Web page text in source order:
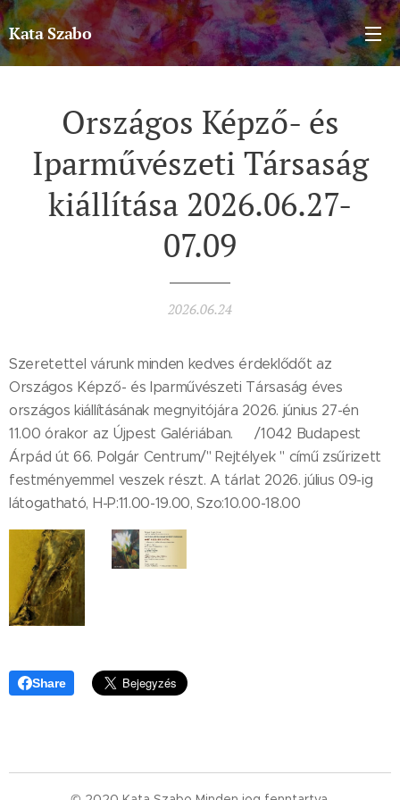
Kata Szabo
Országos Képző- és
Iparművészeti Társaság
kiállítása 2026.06.27-
07.09
2026.06.24
Szeretettel várunk minden kedves érdeklődőt az
Országos Képző- és Iparművészeti Társaság éves
országos kiállításának megnyitójára 2026. június 27-én
11.00 órakor az Újpest Galériában. 🙂/1042 Budapest
Árpád út 66. Polgár Centrum/" Rejtélyek " című zsűrizett
festményemmel veszek részt. A tárlat 2026. július 09-ig
látogatható, H-P:11.00-19.00, Szo:10.00-18.00
Share